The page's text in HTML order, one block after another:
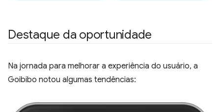
Destaque da oportunidade
Na jornada para melhorar a experiência do usuário, a
Goibibo notou algumas tendências: